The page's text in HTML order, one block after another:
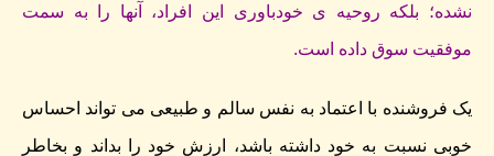
نشده؛ بلکه روحیه ی خودباوری این افراد، آنها را به سمت
موفقیت سوق داده است.
یک فروشنده با اعتماد به نفس سالم و طبیعی می تواند احساس
خوبی نسبت به خود داشته باشد، ارزش خود را بداند و بخاطر